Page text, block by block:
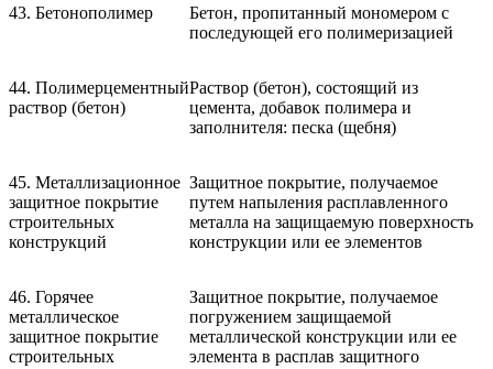
43. Бетонополимер
Бетон, пропитанный мономером с
последующей его полимеризацией
44. Полимерцементный
раствор (бетон)
Раствор (бетон), состоящий из
цемента, добавок полимера и
заполнителя: песка (щебня)
45. Металлизационное
защитное покрытие
строительных
конструкций
Защитное покрытие, получаемое
путем напыления расплавленного
металла на защищаемую поверхность
конструкции или ее элементов
46. Горячее
металлическое
защитное покрытие
строительных
Защитное покрытие, получаемое
погружением защищаемой
металлической конструкции или ее
элемента в расплав защитного